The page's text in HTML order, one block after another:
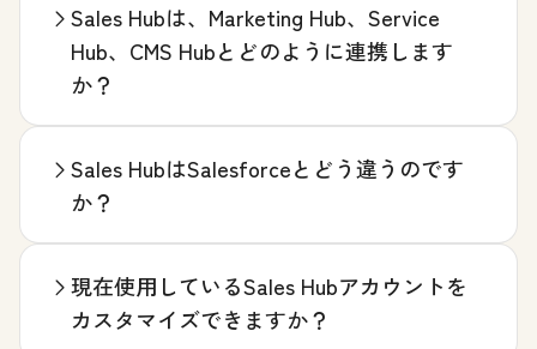
Sales Hubは、Marketing Hub、Service
Hub、CMS Hubとどのように連携します
か？
Sales HubはSalesforceとどう違うのです
か？
現在使用しているSales Hubアカウントを
カスタマイズできますか？